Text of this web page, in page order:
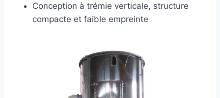
Conception à trémie verticale, structure
compacte et faible empreinte